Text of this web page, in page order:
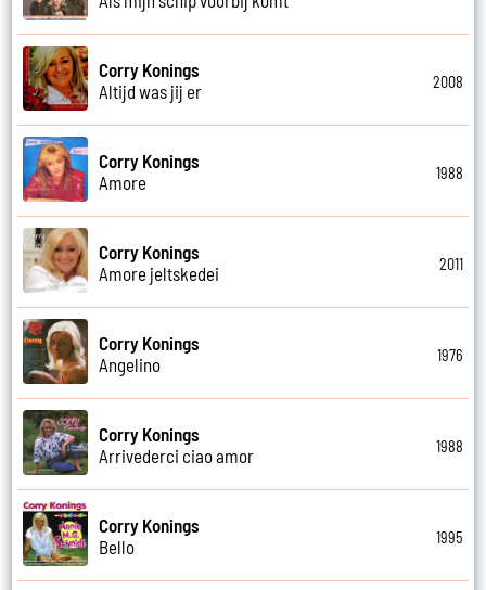
Corry Konings
Altijd was jij er
2008
Corry Konings
Amore
1988
Corry Konings
Amore jeltskedei
2011
Corry Konings
Angelino
1976
Corry Konings
Arrivederci ciao amor
1988
Corry Konings
Bello
1995